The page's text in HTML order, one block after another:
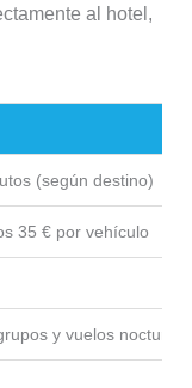
al hotel,
(según destino)
35 € por vehículo
y vuelos